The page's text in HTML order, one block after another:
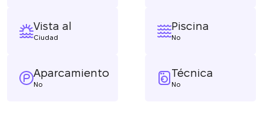
Vista al
Ciudad
Piscina
No
Aparcamiento
No
Técnica
No